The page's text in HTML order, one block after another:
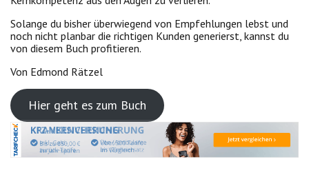
Solange du bisher überwiegend von Empfehlungen lebst und
noch nicht planbar die richtigen Kunden generierst, kannst du
von diesem Buch profitieren.
Von Edmond Rätzel
Hier geht es zum Buch